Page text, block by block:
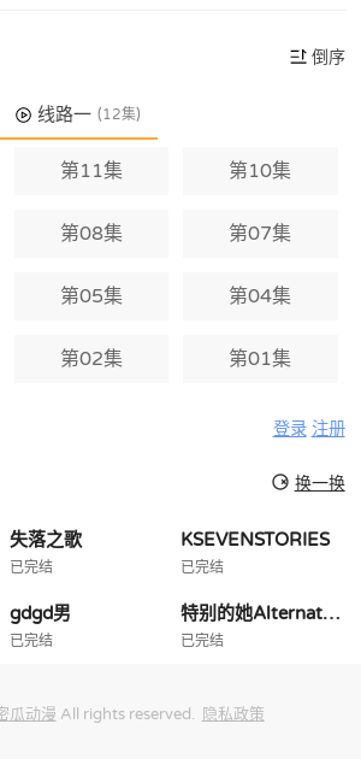
倒序
线路一 (12集)
第11集 第10集
第08集 第07集
第05集 第04集
第02集 第01集
登录 注册
换一换
失落之歌
已完结
KSEVENSTORIES
已完结
gdgd男
已完结
特别的她Alternative
已完结
瓜动漫 All rights reserved. 隐私政策